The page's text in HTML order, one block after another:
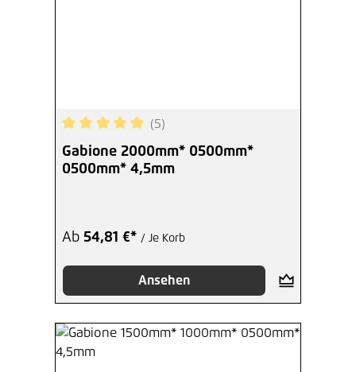
Durchschnittliche Bewertung von 5 von 5
(5)
Gabione 2000mm* 0500mm*
0500mm* 4,5mm
Ab 54,81 €* / Je Korb
Ansehen